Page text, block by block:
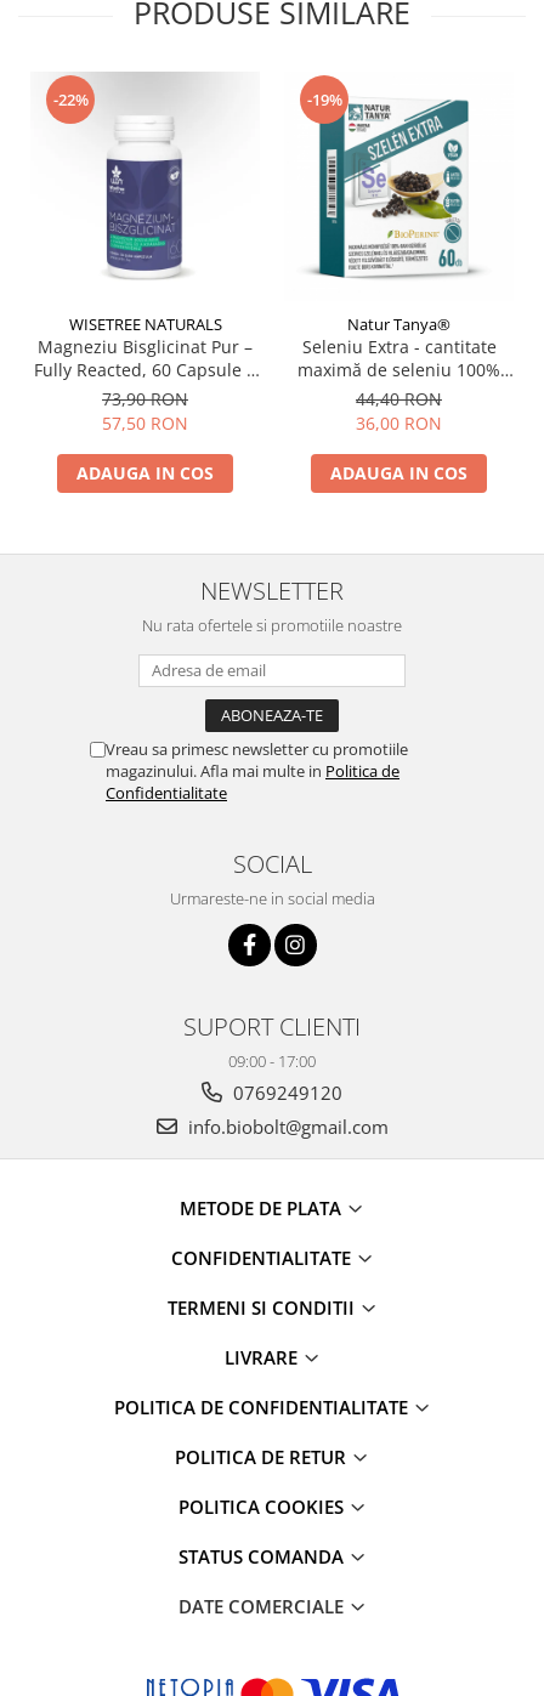
PRODUSE SIMILARE
-22%
WISETREE NATURALS
Magneziu Bisglicinat Pur –
Fully Reacted, 60 Capsule |
Fără Oxid de Magneziu
73,90 RON
57,50 RON
ADAUGA IN COS
-19%
Natur Tanya®
Seleniu Extra - cantitate
maximă de seleniu 100%
organic și extract natural de
piper negru cu
biodisponibilitate
îmbunătățită, brevetat la
nivel mondial 60 tablete
44,40 RON
36,00 RON
ADAUGA IN COS
NEWSLETTER
Nu rata ofertele si promotiile noastre
Vreau sa primesc newsletter cu promotiile
magazinului. Afla mai multe in Politica de
Confidentialitate
SOCIAL
Urmareste-ne in social media
SUPORT CLIENTI
09:00 - 17:00
0769249120
info.biobolt@gmail.com
METODE DE PLATA
CONFIDENTIALITATE
TERMENI SI CONDITII
LIVRARE
POLITICA DE CONFIDENTIALITATE
POLITICA DE RETUR
POLITICA COOKIES
STATUS COMANDA
DATE COMERCIALE